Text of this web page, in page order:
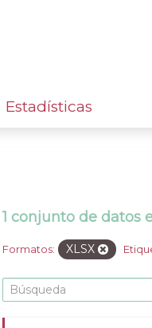
Estadísticas
1 conjunto de datos
Formatos: XLSX